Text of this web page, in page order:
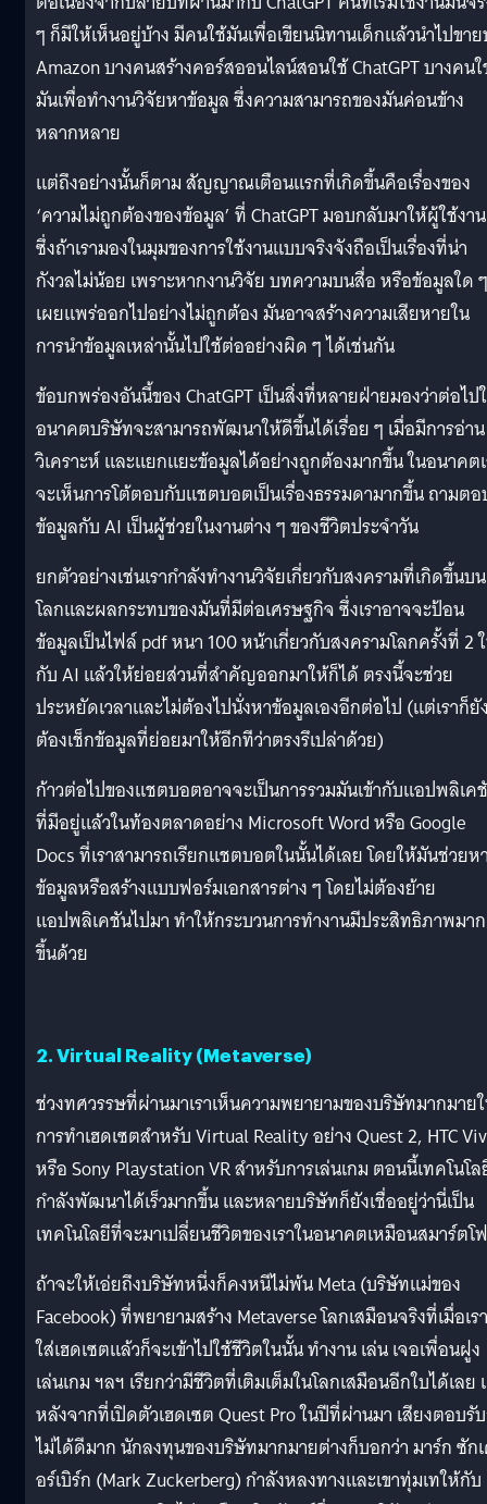
ๆ ก็มีให้เห็นอยู่บ้าง มีคนใช้มันเพื่อเขียนนิทานเด็กแล้วนำไปขา
Amazon บางคนสร้างคอร์สออนไลน์สอนใช้ ChatGPT บางคน
มันเพื่อทำงานวิจัยหาข้อมูล ซึ่งความสามารถของมันค่อนข้าง
หลากหลาย
แต่ถึงอย่างนั้นก็ตาม สัญญาณเตือนแรกที่เกิดขึ้นคือเรื่องของ
‘ความไม่ถูกต้องของข้อมูล’ ที่ ChatGPT มอบกลับมาให้ผู้ใช้งาน
ซึ่งถ้าเรามองในมุมของการใช้งานแบบจริงจังถือเป็นเรื่องที่น่า
กังวลไม่น้อย เพราะหากงานวิจัย บทความบนสื่อ หรือข้อมูลใด
เผยแพร่ออกไปอย่างไม่ถูกต้อง มันอาจสร้างความเสียหายใน
การนำข้อมูลเหล่านั้นไปใช้ต่ออย่างผิด ๆ ได้เช่นกัน
ข้อบกพร่องอันนี้ของ ChatGPT เป็นสิ่งที่หลายฝ่ายมองว่าต่อไป
อนาคตบริษัทจะสามารถพัฒนาให้ดีขึ้นได้เรื่อย ๆ เมื่อมีการอ่าน
วิเคราะห์ และแยกแยะข้อมูลได้อย่างถูกต้องมากขึ้น ในอนาคต
จะเห็นการโต้ตอบกับแชตบอตเป็นเรื่องธรรมดามากขึ้น ถามต
ข้อมูลกับ AI เป็นผู้ช่วยในงานต่าง ๆ ของชีวิตประจำวัน
ยกตัวอย่างเช่นเรากำลังทำงานวิจัยเกี่ยวกับสงครามที่เกิดขึ้นบน
โลกและผลกระทบของมันที่มีต่อเศรษฐกิจ ซึ่งเราอาจจะป้อน
ข้อมูลเป็นไฟล์ pdf หนา 100 หน้าเกี่ยวกับสงครามโลกครั้งที่ 2
กับ AI แล้วให้ย่อยส่วนที่สำคัญออกมาให้ก็ได้ ตรงนี้จะช่วย
ประหยัดเวลาและไม่ต้องไปนั่งหาข้อมูลเองอีกต่อไป (แต่เราก็ยั
ต้องเช็กข้อมูลที่ย่อยมาให้อีกทีว่าตรงรึเปล่าด้วย)
ก้าวต่อไปของแชตบอตอาจจะเป็นการรวมมันเข้ากับแอปพลิเค
ที่มีอยู่แล้วในท้องตลาดอย่าง Microsoft Word หรือ Google
Docs ที่เราสามารถเรียกแชตบอตในนั้นได้เลย โดยให้มันช่วยห
ข้อมูลหรือสร้างแบบฟอร์มเอกสารต่าง ๆ โดยไม่ต้องย้าย
แอปพลิเคชันไปมา ทำให้กระบวนการทำงานมีประสิทธิภาพมาก
ขึ้นด้วย
2. Virtual Reality (Metaverse)
ช่วงทศวรรษที่ผ่านมาเราเห็นความพยายามของบริษัทมากมาย
การทำเฮดเซตสำหรับ Virtual Reality อย่าง Quest 2, HTC
หรือ Sony Playstation VR สำหรับการเล่นเกม ตอนนี้เทคโนโ
กำลังพัฒนาได้เร็วมากขึ้น และหลายบริษัทก็ยังเชื่ออยู่ว่านี่เป็น
เทคโนโลยีที่จะมาเปลี่ยนชีวิตของเราในอนาคตเหมือนสมาร์ตโ
ถ้าจะให้เอ่ยถึงบริษัทหนึ่งก็คงหนีไม่พ้น Meta (บริษัทแม่ของ
Facebook) ที่พยายามสร้าง Metaverse โลกเสมือนจริงที่เมื่อเรา
ใส่เฮดเซตแล้วก็จะเข้าไปใช้ชีวิตในนั้น ทำงาน เล่น เจอเพื่อนฝูง
เล่นเกม ฯลฯ เรียกว่ามีชีวิตที่เติมเต็มในโลกเสมือนอีกใบได้เลย
หลังจากที่เปิดตัวเฮดเซต Quest Pro ในปีที่ผ่านมา เสียงตอบรั
ไม่ได้ดีมาก นักลงทุนของบริษัทมากมายต่างก็บอกว่า มาร์ก ซัก
อร์เบิร์ก (Mark Zuckerberg) กำลังหลงทางและเขาทุ่มเทให้กับ